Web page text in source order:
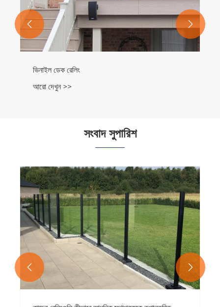
ভিনাইল ডেক রেলিং
আরো দেখুন >>
 
সংবাদ সুপারিশ
 